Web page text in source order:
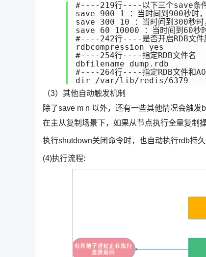
#----219行----以下三个save条件
save 900 1 ：当时间到900秒时
save 300 10 ：当时间到300秒时
save 60 10000 ：当时间到60秒
#----242行----是否开启RDB文件
rdbcompression yes
#----254行----指定RDB文件名
dbfilename dump.rdb
#----264行----指定RDB文件和
dir /var/lib/redis/6379
（3）其他自动触发机制
除了save m n 以外，还有一些其他情况会触发
在主从复制场景下，如果从节点执行全量复制
执行shutdown关闭命令时，也自动执行rdb持久
(4)执行流程: